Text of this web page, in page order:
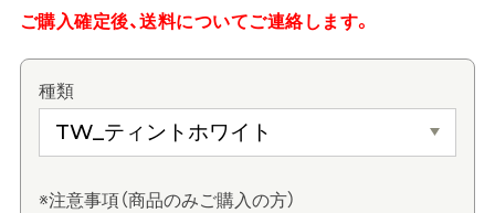
ご購入確定後、送料についてご連絡します。
種類
※注意事項（商品のみご購入の方）